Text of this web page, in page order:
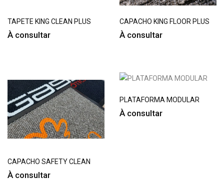
TAPETE KING CLEAN PLUS
À consultar
CAPACHO KING FLOOR PLUS
À consultar
CAPACHO SAFETY CLEAN
À consultar
PLATAFORMA MODULAR
À consultar